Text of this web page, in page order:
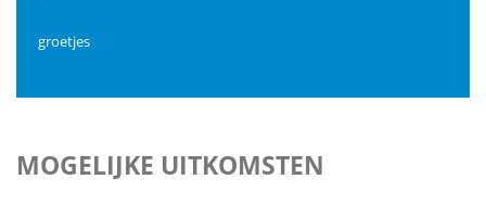
groetjes
MOGELIJKE UITKOMSTEN